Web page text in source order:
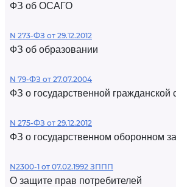
ФЗ об ОСАГО
N 273-ФЗ от 29.12.2012
ФЗ об образовании
N 79-ФЗ от 27.07.2004
ФЗ о государственной гражданской
N 275-ФЗ от 29.12.2012
ФЗ о государственном оборонном
N2300-1 от 07.02.1992 ЗППП
О защите прав потребителей